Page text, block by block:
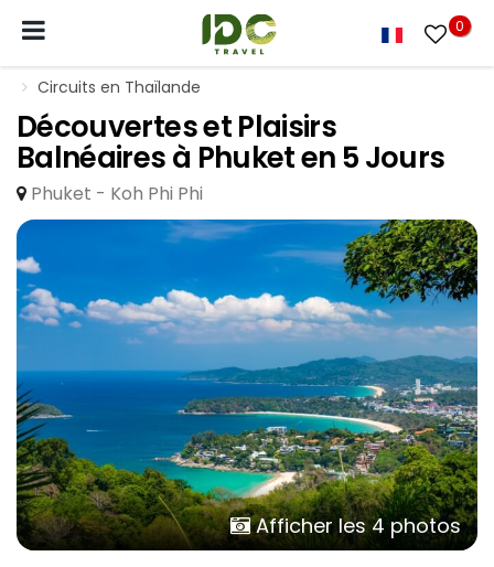
0
Circuits en Thaïlande
Découvertes et Plaisirs
Balnéaires à Phuket en 5 Jours
Phuket - Koh Phi Phi
Afficher les 4 photos